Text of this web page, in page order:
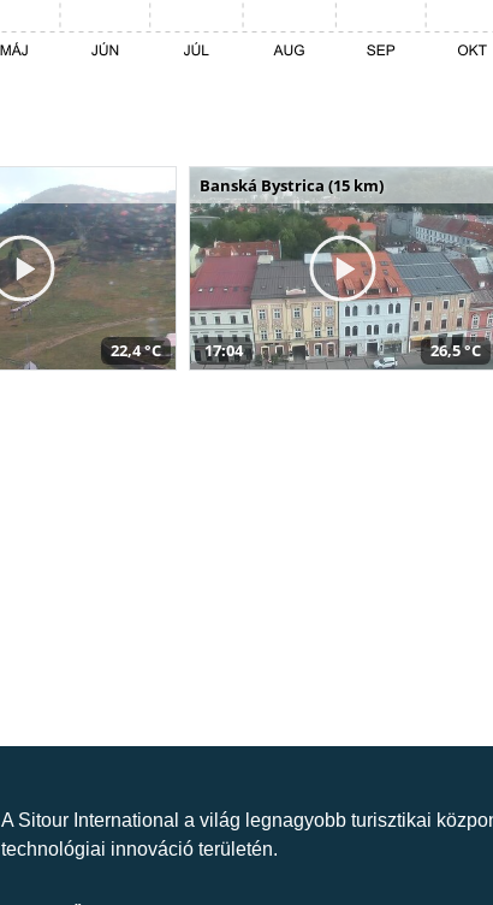
22,4 °C
Banská Bystrica (15 km)
17:04 26,5 °C
A Sitour International a világ legnagyobb turisztikai
technológiai innováció területén.